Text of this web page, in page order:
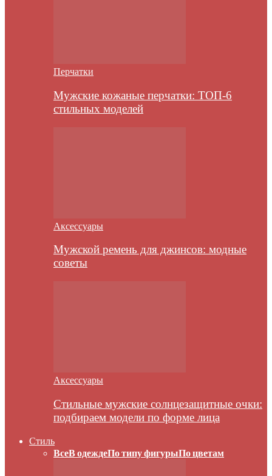
Перчатки
Мужские кожаные перчатки: ТОП-6
стильных моделей
Аксессуары
Мужской ремень для джинсов: модные
советы
Аксессуары
Стильные мужские солнцезащитные очки:
подбираем модели по форме лица
Стиль
ВсеВ одеждеПо типу фигурыПо цветам